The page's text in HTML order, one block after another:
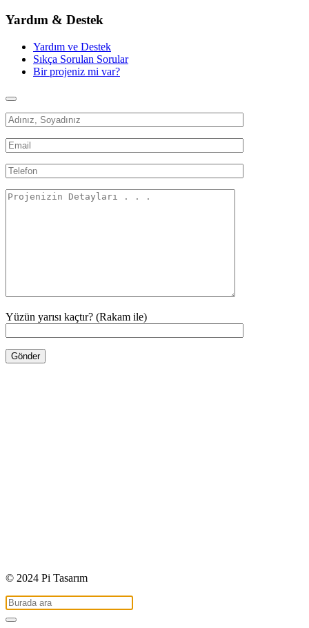
Yardım & Destek
Yardım ve Destek
Sıkça Sorulan Sorular
Bir projeniz mi var?
Yüzün yarısı kaçtır? (Rakam ile)
© 2024 Pi Tasarım